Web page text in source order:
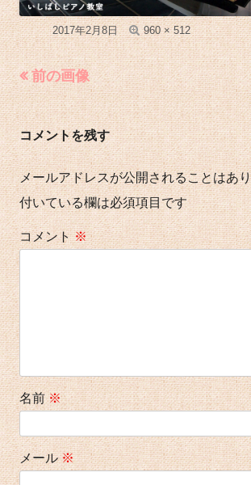
公開日2017年2月8日 フ
ル
サ
イ
ズ
960 × 512
前の画像
コメントを残す
メールアドレスが公開されることはあ
付いている欄は必須項目です
コメント※
名前※
メール※